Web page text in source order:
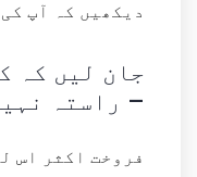
دیکھیں کہ آپ
جان لیں کہ
راستہ نہیں ہے۔ –
فروخت اکثر اس